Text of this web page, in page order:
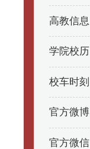
高教信息
学院校历
校车时刻
官方微博
官方微信